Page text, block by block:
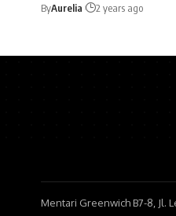
ByAurelia 2 years ago
Mentari Greenwich B7-8, Jl.